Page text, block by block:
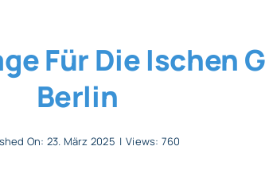
Für Die Ischen
Berlin
On: 23. März 2025 | Views: 760